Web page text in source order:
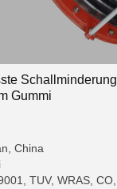
Gummi
China
TUV, WRAS,